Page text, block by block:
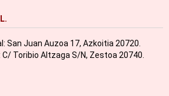
San Juan Auzoa 17, Azkoitia 20720.
Toribio Altzaga S/N, Zestoa 20740.